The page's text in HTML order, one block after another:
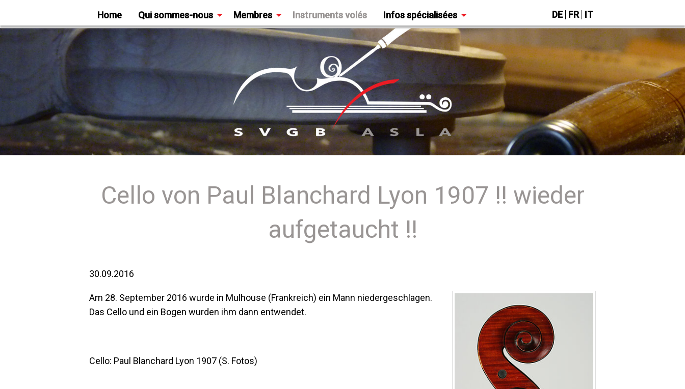
Home Qui sommes-nous Membres Instruments volés Infos spécialisées DE FR IT
Cello von Paul Blanchard Lyon 1907 !! wieder
aufgetaucht !!
30.09.2016
Am 28. September 2016 wurde in Mulhouse (Frankreich) ein Mann niedergeschlagen.
Das Cello und ein Bogen wurden ihm dann entwendet.
Cello: Paul Blanchard Lyon 1907 (S. Fotos)